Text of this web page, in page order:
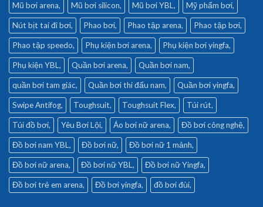
Mũ bơi arena Mũ bơi silicon Mũ bơi YBL Mỹ phẩm bơi
Nút bịt tai đi bơi Phao bơi Phao tập arena Phao tập bơi
Phao tập speedo Phụ kiện bơi arena Phụ kiện bơi yingfa
Phụ kiện YBL Quần bơi arena Quần bơi nam
quần bơi tam giác Quần bơi thi đấu nam Quần bơi yingfa
Swipe Antifog Toughsuit Toughsuit Flex Túi rút
Túi đồ bơi Yêu Bơi Lội Áo bơi nữ arena Đồ bơi công nghệ
Đồ bơi nam YBL Đồ bơi nữ Đồ bơi nữ 1 mảnh
Đồ bơi nữ arena Đồ bơi nữ YBL Đồ bơi nữ Yingfa
Đồ bơi trẻ em arena Đồ bơi yingfa đồ bơi đùi